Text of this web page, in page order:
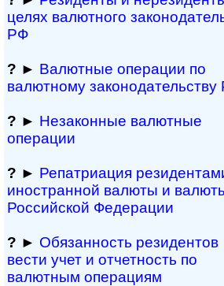
целях валютного
РФ
? ► Валютные операции по
валютному
? ► Незаконные валютные
операции
? ► Репатриация
иностранной ва­лю­ты и
Рос­сий­ской Федерации
? ► Обязанность резиден­тов
вести учет и отчетность по
валютным операциям